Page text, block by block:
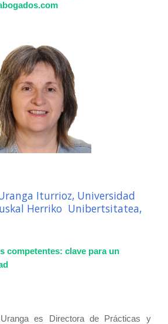
Iturrioz, Universidad
Herriko Unibertsitatea,
competentes: clave para un
es
Directora de Prácticas y